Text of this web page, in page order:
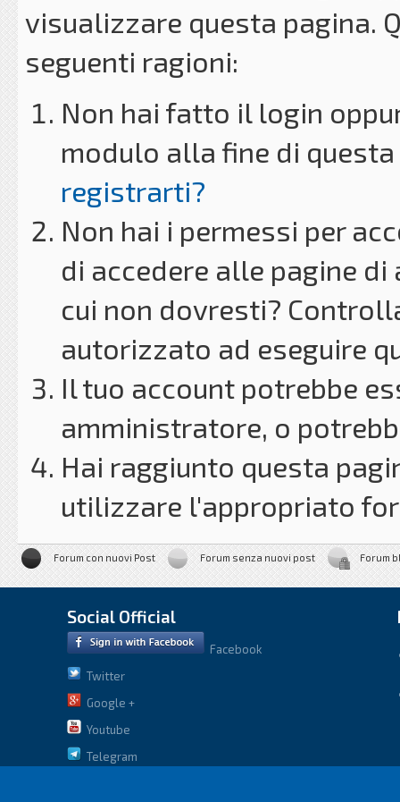
visualizzare questa pagina.
seguenti ragioni:
Non hai fatto il login
modulo alla fine di
registrarti?
Non hai i permessi per
di accedere alle pagine
cui non dovresti?
autorizzato ad eseguire
Il tuo account potrebbe
amministratore, o
Hai raggiunto questa
utilizzare l'appropriato
Forum con nuovi Post Forum senza nuovi post Forum
Social Official
Facebook
Twitter
Google +
Youtube
Telegram